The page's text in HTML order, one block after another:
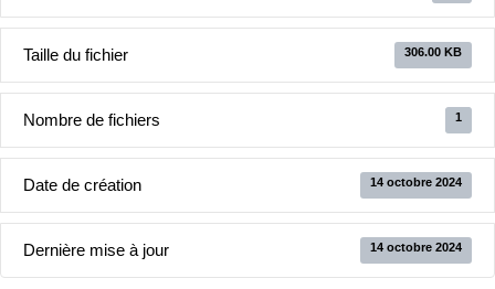
Taille du fichier 306.00 KB
Nombre de fichiers 1
Date de création 14 octobre 2024
Dernière mise à jour 14 octobre 2024